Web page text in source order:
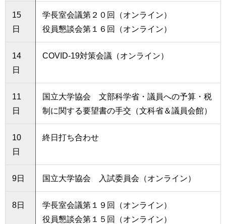
15
日
学長室会議第２０回（オンライン）
役員懇談会第１６回（オンライン）
14
日
COVID-19対策会議（オンライン）
11
日
国立大学協会 文部科学省・議員への予算・税
制に関する要望書の手交（文科省＆議員会館）
10
日
終日打ち合わせ
9日 国立大学協会 入試委員会（オンライン）
8日
学長室会議第１９回（オンライン）
役員懇談会第１５回（オンライン）